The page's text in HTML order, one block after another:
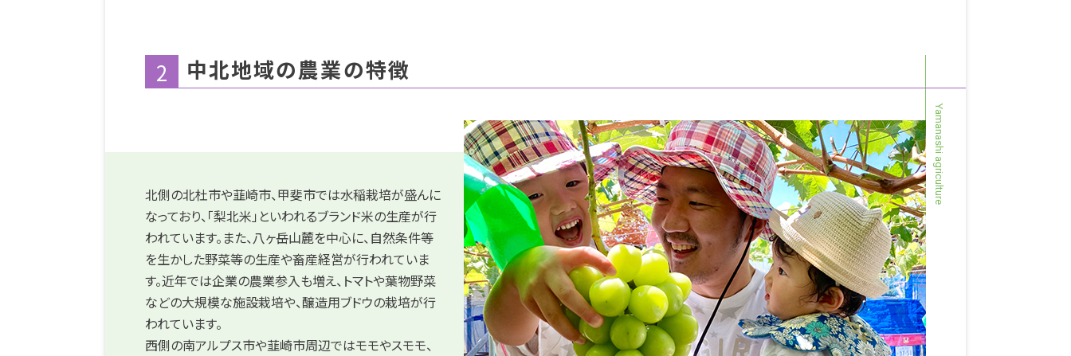
2 中北地域の農業の特徴
北側の北杜市や韮崎市、甲斐市では水稲栽培が盛んに
なっており、「梨北米」といわれるブランド米の生産が行
われています。また、八ヶ岳山麓を中心に、自然条件等
を生かした野菜等の生産や畜産経営が行われていま
す。近年では企業の農業参入も増え、トマトや葉物野菜
などの大規模な施設栽培や、醸造用ブドウの栽培が行
われています。
西側の南アルプス市や韮崎市周辺ではモモやスモモ、